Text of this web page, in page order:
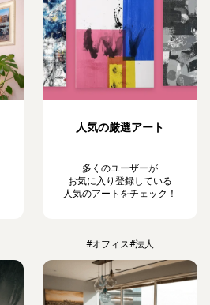
人気の厳選アート
多くのユーザーが
お気に入り登録している
人気のアートをチェック！
#オフィス#法人